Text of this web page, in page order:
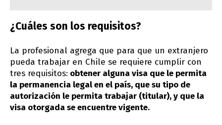
¿Cuáles son los requisitos?
La profesional agrega que para que un extranjero
pueda trabajar en Chile se requiere cumplir con
tres requisitos: obtener alguna visa que le permita
la permanencia legal en el país, que su tipo de
autorización le permita trabajar (titular), y que la
visa otorgada se encuentre vigente.